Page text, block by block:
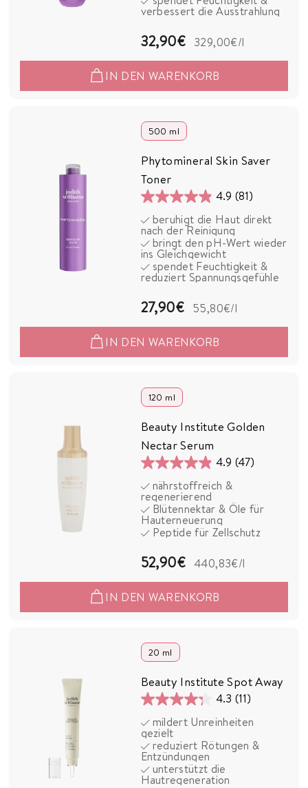
16
verbessert die Ausstrahlung
32,90€3
2
,
0
329,00€/l
IN DEN WARENKORB
500 ml
Phytomineral Skin Saver
Toner
4.9 (81)
4.9
von
5
Sternen.
81
beruhigt die Haut direkt
nach der Reinigung
bringt den pH-Wert wieder
ins Gleichgewicht
spendet Feuchtigkeit &
reduziert Spannungsgefühle
27,90€2
7
,
55,80€/l
IN DEN WARENKORB
120 ml
Beauty Institute Golden
Nectar Serum
4.9 (47)
4.9
von
5
Sternen.
47
Bewertungen
nährstoffreich &
regenerierend
Blütennektar & Öle für
Hauterneuerung
Peptide für Zellschutz
52,90€5
2
,
440,83€/l
IN DEN WARENKORB
20 ml
Beauty Institute Spot Away
4.3 (11)
4.3
von
5
Sternen.
11
mildert Unreinheiten
gezielt
reduziert Rötungen &
Entzündungen
unterstützt die
Hautregeneration